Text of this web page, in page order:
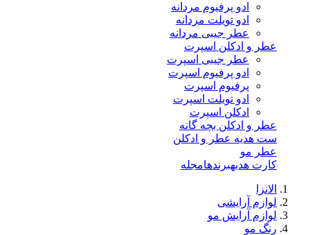
ادو پرفیوم مردانه
ادو تویلت مردانه
عطر جیبی مردانه
عطر و ادکلن اسپرت
عطر جیبی اسپرت
ادو پرفیوم اسپرت
پرفیوم اسپرت
ادو تویلت اسپرت
ادکلن اسپرت
عطر و ادکلن بچه گانه
ست هدیه عطر و ادکلن
عطر مو
کارت هدیهبرندهامجله
الانزا
لوازم آرایشی
لوازم آرایش مو
رنگ مو